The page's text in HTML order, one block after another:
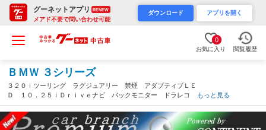
グーネットアプリ RENEW
メアド不要で問い合わせ可能
ダウンロード アプリを開く
0
お気に入り 閲覧履歴
ＢＭＷ ３シリーズ
３２０ｉツーリング ラグジュアリー 禁煙 アダプティブＬＥ
Ｄ １０．２５ｉＤｒｉｖｅナビ バックモニター ドラレコ Ｂ
ＳＭ アクティブセーフティ レーダークルーズ ＥＴＣ ブラウ
ンレザー レーダー探知機 パワーバックドア メモリーシート
（岡山県）
もっと見る